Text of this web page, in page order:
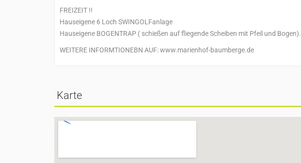
FREIZEIT !!
Hauseigene 6 Loch SWINGOLFanlage
Hauseigene BOGENTRAP ( schießen auf fliegende Scheiben mit Pfeil und Bogen).
WEITERE INFORMTIONEBN AUF: www.marienhof-baumberge.de
Karte